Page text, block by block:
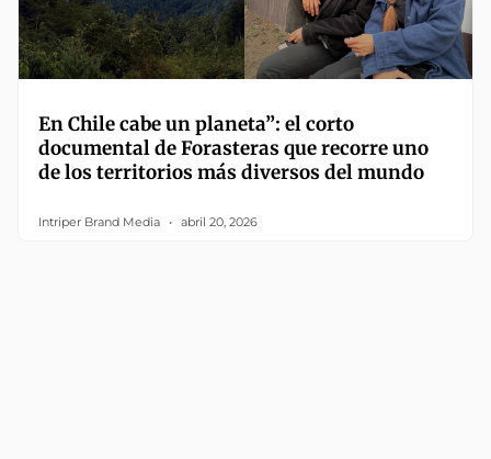
En Chile cabe un planeta”: el corto
documental de Forasteras que recorre uno
de los territorios más diversos del mundo
Intriper Brand Media abril 20, 2026